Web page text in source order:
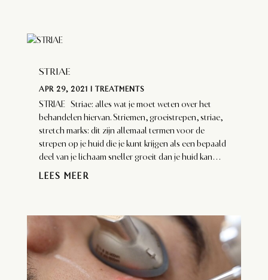
STRIAE
APR 29, 2021 TREATMENTS
STRIAE Striae: alles wat je moet weten over het
behandelen hiervan. Striemen, groeistrepen, striae,
stretch marks: dit zijn allemaal termen voor de
strepen op je huid die je kunt krijgen als een bepaald
deel van je lichaam sneller groeit dan je huid kan...
LEES MEER